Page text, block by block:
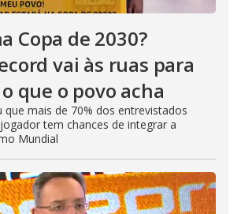
Copa de 2030?
vai às ruas para
que o povo acha
que mais de 70% dos entrevistados
tem chances de integrar a
Mundial